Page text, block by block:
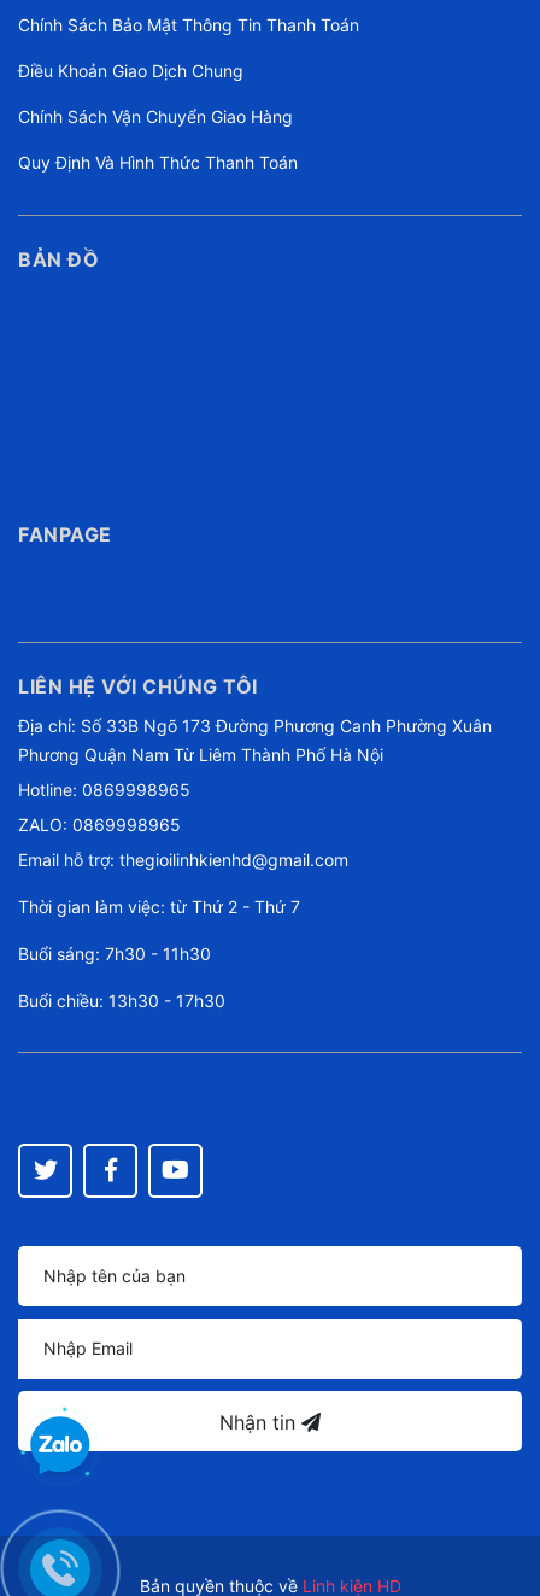
Chính Sách Bảo Mật Thông Tin Thanh Toán
Điều Khoản Giao Dịch Chung
Chính Sách Vận Chuyển Giao Hàng
Quy Định Và Hình Thức Thanh Toán
BẢN ĐỒ
FANPAGE
LIÊN HỆ VỚI CHÚNG TÔI
Địa chỉ: Số 33B Ngõ 173 Đường Phương Canh Phường Xuân
Phương Quận Nam Từ Liêm Thành Phố Hà Nội
Hotline: 0869998965
ZALO: 0869998965
Email hỗ trợ: thegioilinhkienhd@gmail.com
Thời gian làm việc: từ Thứ 2 - Thứ 7
Buổi sáng: 7h30 - 11h30
Buổi chiều: 13h30 - 17h30
Nhận tin
Bản quyền thuộc về Linh kiện HD